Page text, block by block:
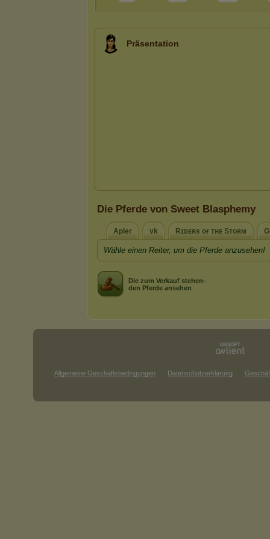
Präsentation
Die Pferde von Sweet Blasphemy
Apler vk Rɪᴅᴇʀs ᴏғ ᴛʜᴇ Sᴛᴏʀᴍ
Wähle einen Reiter, um die Pferde anzusehen!
Die zum Verkauf stehen-
den Pferde ansehen
Allgemeine Geschäftsbedingungen Datenschutzerklärung